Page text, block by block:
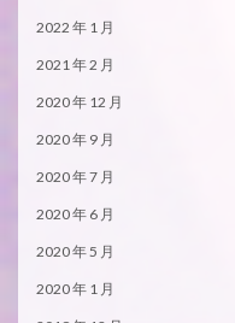
2022 年 1 月
2021 年 2 月
2020 年 12 月
2020 年 9 月
2020 年 7 月
2020 年 6 月
2020 年 5 月
2020 年 1 月